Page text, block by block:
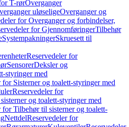
T-rørOverganger
uløseligeOverganger og
for Overganger og forbindelser,
for GjennomføringerTilbehør
SystempakningerSkruesett til
Reservedeler for
SensorerDeksler og
styringer med
for Sisterner og toalett-styringer med
Reservedeler for
og toalett-styringer med
for Tilbehør til sisterner og toalett-
NettdelReservedeler for